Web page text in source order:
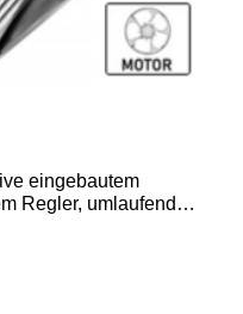
eingebautem
Regler, umlaufende
mit